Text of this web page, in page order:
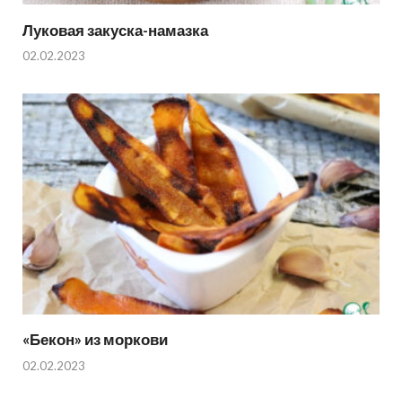
Луковая закуска-намазка
02.02.2023
«Бекон» из моркови
02.02.2023